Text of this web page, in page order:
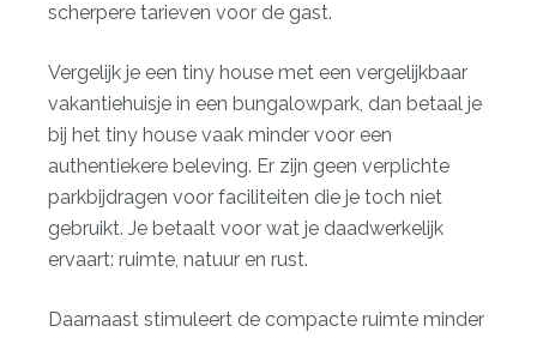
scherpere tarieven voor de gast.
Vergelijk je een tiny house met een vergelijkbaar
vakantiehuisje in een bungalowpark, dan betaal je
bij het tiny house vaak minder voor een
authentiekere beleving. Er zijn geen verplichte
parkbijdragen voor faciliteiten die je toch niet
gebruikt. Je betaalt voor wat je daadwerkelijk
ervaart: ruimte, natuur en rust.
Daarnaast stimuleert de compacte ruimte minder